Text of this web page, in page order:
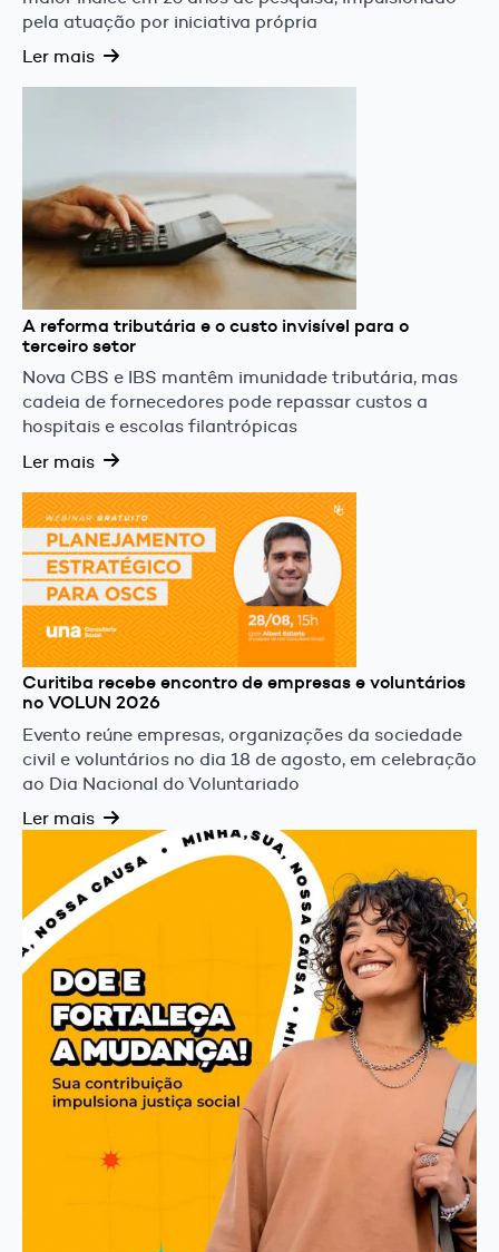
pela atuação por iniciativa própria
Ler mais
A reforma tributária e o custo invisível para o
terceiro setor
Nova CBS e IBS mantêm imunidade tributária, mas
cadeia de fornecedores pode repassar custos a
hospitais e escolas filantrópicas
Ler mais
Curitiba recebe encontro de empresas e voluntários
no VOLUN 2026
Evento reúne empresas, organizações da sociedade
civil e voluntários no dia 18 de agosto, em celebração
ao Dia Nacional do Voluntariado
Ler mais